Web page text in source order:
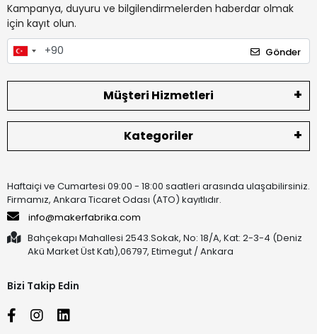
Kampanya, duyuru ve bilgilendirmelerden haberdar olmak
için kayıt olun.
Gönder
Müşteri Hizmetleri
Kategoriler
Haftaiçi ve Cumartesi 09:00 - 18:00 saatleri arasında ulaşabilirsiniz.
Firmamız, Ankara Ticaret Odası (ATO) kayıtlıdır.
info@makerfabrika.com
Bahçekapı Mahallesi 2543.Sokak, No: 18/A, Kat: 2-3-4 (Deniz
Akü Market Üst Katı),06797, Etimegut / Ankara
Bizi Takip Edin